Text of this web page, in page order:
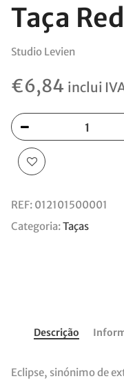
Taça
Studio Levien
€6,84 inclui
REF: 012101500001
Categoria:Taças
Descrição
Eclipse, sinónimo de